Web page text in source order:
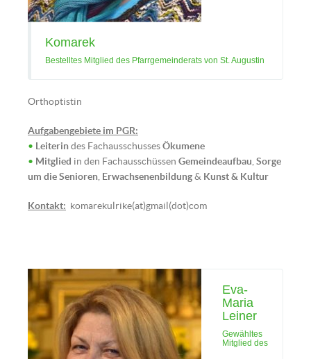
Komarek
Bestelltes Mitglied des Pfarrgemeinderats von St. Augustin
Orthoptistin
Aufgabengebiete im PGR:
• Leiterindes FachausschussesÖkumene
• Mitglied in den Fachausschüssen Gemeindeaufbau Sorge
um die Senioren Erwachsenenbildung& Kunst & Kultur
Kontakt: komarekulrike(at)gmail(dot)com
Eva-
Maria
Leiner
Gewähltes
Mitglied des